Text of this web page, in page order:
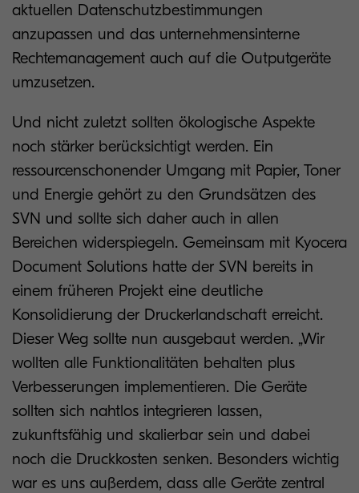
aktuellen Datenschutzbestimmungen
anzupassen und das unternehmensinterne
Rechtemanagement auch auf die Outputgeräte
umzusetzen.
Und nicht zuletzt sollten ökologische Aspekte
noch stärker berücksichtigt werden. Ein
ressourcenschonender Umgang mit Papier, Toner
und Energie gehört zu den Grundsätzen des
SVN und sollte sich daher auch in allen
Bereichen widerspiegeln. Gemeinsam mit Kyocera
Document Solutions hatte der SVN bereits in
einem früheren Projekt eine deutliche
Konsolidierung der Druckerlandschaft erreicht.
Dieser Weg sollte nun ausgebaut werden. „Wir
wollten alle Funktionalitäten behalten plus
Verbesserungen implementieren. Die Geräte
sollten sich nahtlos integrieren lassen,
zukunftsfähig und skalierbar sein und dabei
noch die Druckkosten senken. Besonders wichtig
war es uns außerdem, dass alle Geräte zentral